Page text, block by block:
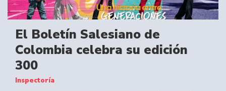
El Boletín Salesiano de
Colombia celebra su edición
300
Inspectoría